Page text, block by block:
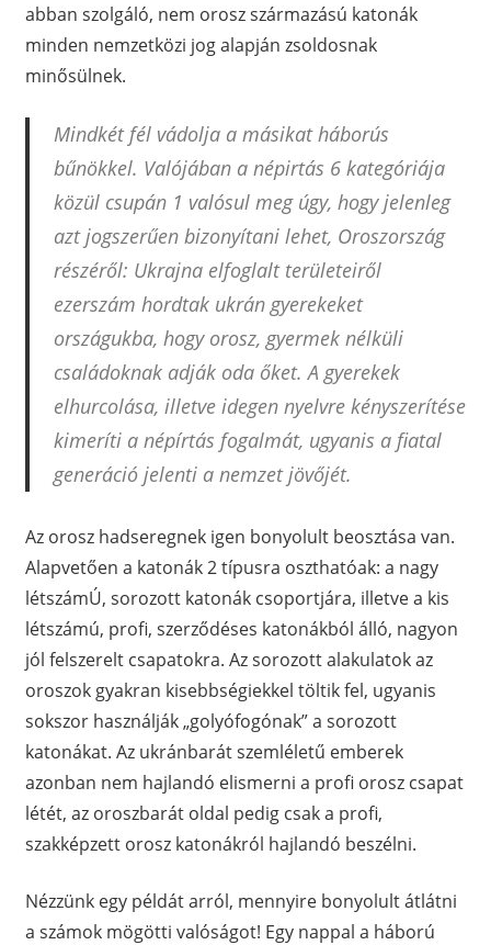
abban szolgáló, nem orosz származású katonák
minden nemzetközi jog alapján zsoldosnak
minősülnek.
Mindkét fél vádolja a másikat háborús
bűnökkel. Valójában a népirtás 6 kategóriája
közül csupán 1 valósul meg úgy, hogy jelenleg
azt jogszerűen bizonyítani lehet, Oroszország
részéről: Ukrajna elfoglalt területeiről
ezerszám hordtak ukrán gyerekeket
országukba, hogy orosz, gyermek nélküli
családoknak adják oda őket. A gyerekek
elhurcolása, illetve idegen nyelvre kényszerítése
kimeríti a népírtás fogalmát, ugyanis a fiatal
generáció jelenti a nemzet jövőjét.
Az orosz hadseregnek igen bonyolult beosztása van.
Alapvetően a katonák 2 típusra oszthatóak: a nagy
létszámÚ, sorozott katonák csoportjára, illetve a kis
létszámú, profi, szerződéses katonákból álló, nagyon
jól felszerelt csapatokra. Az sorozott alakulatok az
oroszok gyakran kisebbségiekkel töltik fel, ugyanis
sokszor használják „golyófogónak” a sorozott
katonákat. Az ukránbarát szemléletű emberek
azonban nem hajlandó elismerni a profi orosz csapat
létét, az oroszbarát oldal pedig csak a profi,
szakképzett orosz katonákról hajlandó beszélni.
Nézzünk egy példát arról, mennyire bonyolult átlátni
a számok mögötti valóságot! Egy nappal a háború